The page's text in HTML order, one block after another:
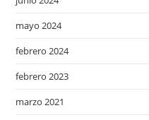
mayo 2024
febrero 2024
febrero 2023
marzo 2021